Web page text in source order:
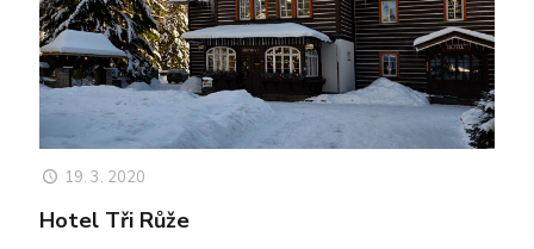
19. 3. 2020
Hotel Tři Růže